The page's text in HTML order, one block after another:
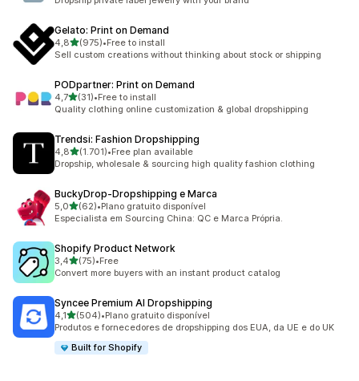
Gelato: Print on Demand
4,8de 5 estrelas
(975)
975 total de avaliações
•Free to install
Sell custom creations without thinking about stock or shipping
PODpartner: Print on Demand
4,7de 5 estrelas
(31)
31 total de avaliações
•Free to install
Quality clothing online customization & global dropshipping
Trendsi: Fashion Dropshipping
4,8de 5 estrelas
(1.701)
1701 total de avaliações
•Free plan available
Dropship, wholesale & sourcing high quality fashion clothing
BuckyDrop‑Dropshipping e Marca
5,0de 5 estrelas
(62)
62 total de avaliações
•Plano gratuito disponível
Especialista em Sourcing China: QC e Marca Própria.
Shopify Product Network
3,4de 5 estrelas
(75)
75 total de avaliações
•Free
Convert more buyers with an instant product catalog
Syncee Premium AI Dropshipping
4,1de 5 estrelas
(504)
504 total de avaliações
•Plano gratuito disponível
Produtos e fornecedores de dropshipping dos EUA, da UE e do UK
Built for Shopify